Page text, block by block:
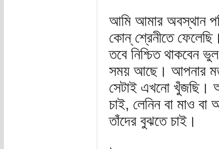
আমি আমার অবস্থান
কোন্‌ শ্রেনীতে
তবে নিশ্চিত থাকবেন
সময় আছে। আপনার মত
সেটাই এখনো খুঁজছি।
চাই, লেনিন বা মাও
তাঁদের বুঝতে চাই।